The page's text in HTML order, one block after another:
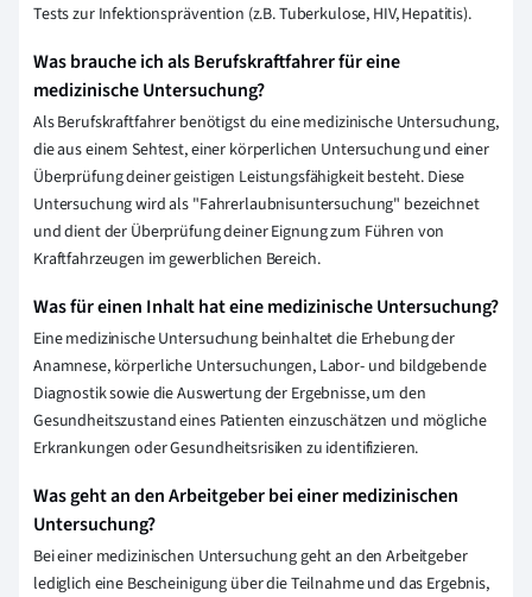
Tests zur Infektionsprävention (z.B. Tuberkulose, HIV, Hepatitis).
Was brauche ich als Berufskraftfahrer für eine
medizinische Untersuchung?
Als Berufskraftfahrer benötigst du eine medizinische Untersuchung,
die aus einem Sehtest, einer körperlichen Untersuchung und einer
Überprüfung deiner geistigen Leistungsfähigkeit besteht. Diese
Untersuchung wird als "Fahrerlaubnisuntersuchung" bezeichnet
und dient der Überprüfung deiner Eignung zum Führen von
Kraftfahrzeugen im gewerblichen Bereich.
Was für einen Inhalt hat eine medizinische Untersuchung?
Eine medizinische Untersuchung beinhaltet die Erhebung der
Anamnese, körperliche Untersuchungen, Labor- und bildgebende
Diagnostik sowie die Auswertung der Ergebnisse, um den
Gesundheitszustand eines Patienten einzuschätzen und mögliche
Erkrankungen oder Gesundheitsrisiken zu identifizieren.
Was geht an den Arbeitgeber bei einer medizinischen
Untersuchung?
Bei einer medizinischen Untersuchung geht an den Arbeitgeber
lediglich eine Bescheinigung über die Teilnahme und das Ergebnis,